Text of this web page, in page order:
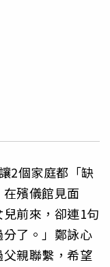
2個家庭都「缺
殯儀館見面
前來，卻連1句
了。」鄭詠心
親聯繫，希望